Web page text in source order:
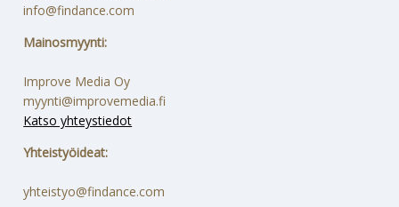
info@findance.com
Mainosmyynti:
Improve Media Oy
myynti@improvemedia.fi
Katso yhteystiedot
Yhteistyöideat:
yhteistyo@findance.com